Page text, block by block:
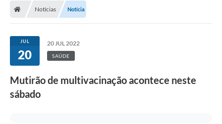
Notícias Notícia
JUL
20
20 JUL 2022
SAÚDE
Mutirão de multivacinação acontece neste
sábado